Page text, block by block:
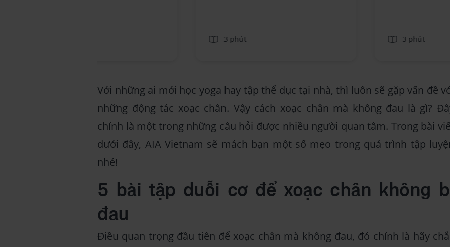
3 phút 3 phút
Với những ai mới học yoga hay tập thể dục tại nhà, thì luôn sẽ gặp vấn đề
những động tác xoạc chân. Vậy cách xoạc chân mà không đau là gì?
chính là một trong những câu hỏi được nhiều người quan tâm. Trong bài
dưới đây, AIA Vietnam sẽ mách bạn một số mẹo trong quá trình tập
nhé!
5 bài tập duỗi cơ để xoạc chân không
đau
Điều quan trọng đầu tiên để xoạc chân mà không đau, đó chính là hãy